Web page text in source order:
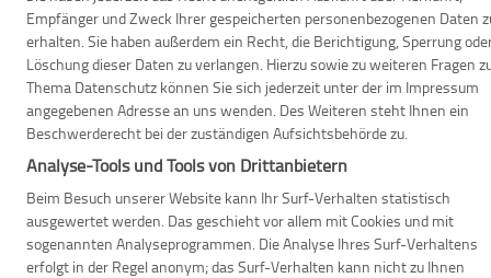
Empfänger und Zweck Ihrer gespeicherten personenbezogenen Daten
erhalten. Sie haben außerdem ein Recht, die Berichtigung, Sperrung
Löschung dieser Daten zu verlangen. Hierzu sowie zu weiteren Fragen
Thema Datenschutz können Sie sich jederzeit unter der im Impressum
angegebenen Adresse an uns wenden. Des Weiteren steht Ihnen ein
Beschwerderecht bei der zuständigen Aufsichtsbehörde zu.
Analyse-Tools und Tools von Drittanbietern
Beim Besuch unserer Website kann Ihr Surf-Verhalten statistisch
ausgewertet werden. Das geschieht vor allem mit Cookies und mit
sogenannten Analyseprogrammen. Die Analyse Ihres Surf-Verhaltens
erfolgt in der Regel anonym; das Surf-Verhalten kann nicht zu Ihnen